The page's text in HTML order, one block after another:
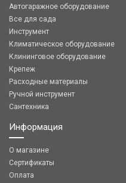
Автогаражное оборудование
Все для сада
Инструмент
Климатическое оборудование
Клининговое оборудование
Крепеж
Расходные материалы
Ручной инструмент
Сантехника
Информация
О магазине
Сертификаты
Оплата